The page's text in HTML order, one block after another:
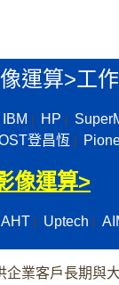
運算>工
IBM HP
登昌恆
像運算>
Uptech
企業客戶長期與